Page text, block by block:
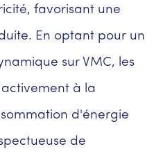
favorisant une
En optant pour un
sur VMC, les
à la
d'énergie
de